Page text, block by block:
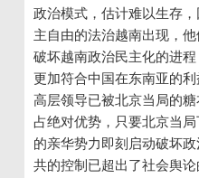
政治模式，估计难以生存
主自由的法治越南出现，
破坏越南政治民主化的进
更加符合中国在东南亚的
高层领导已被北京当局的糖
占绝对优势，只要北京当
的亲华势力即刻启动破坏
共的控制已超出了社会舆